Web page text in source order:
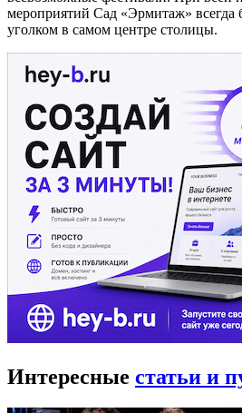
мероприятий Сад «Эрмитаж» всегда
уголком в самом центре столицы.
Интересные статьи и